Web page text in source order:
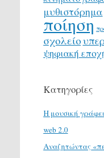
μυθιστόρημα
ποίηση
σχολείο
ψηφιακή
Κατηγορίες
H μουσική
web 2.0
Αναζητώντας